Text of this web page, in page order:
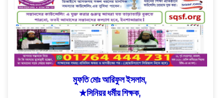
মুফতি মোঃ আরিফুল ইসলাম,
★সিনিয়র ধর্মীয় শিক্ষক,